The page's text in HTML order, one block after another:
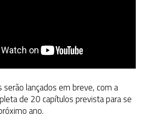
serão lançados em breve, com a
de 20 capítulos prevista para se
ano.